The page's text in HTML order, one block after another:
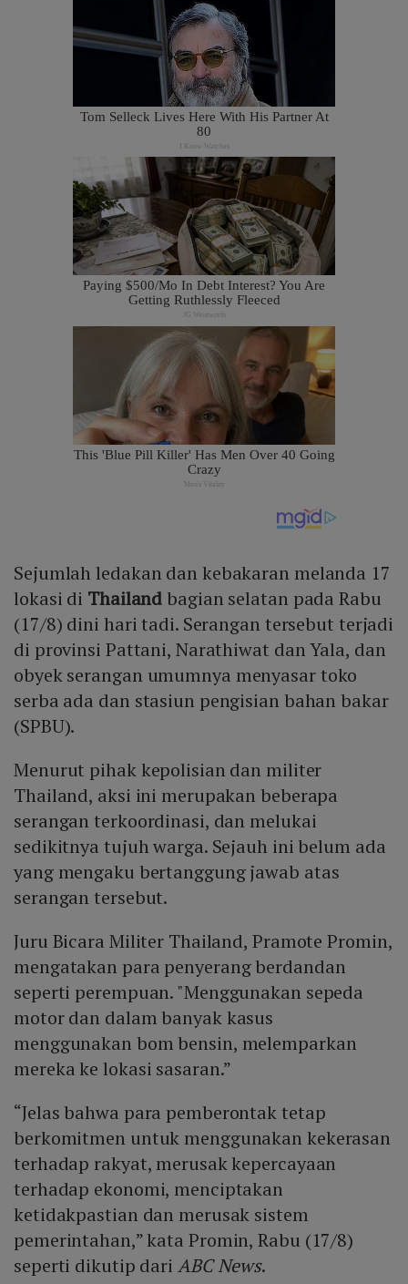
Sejumlah ledakan dan kebakaran melanda 17
lokasi di Thailandbagian selatan pada Rabu
(17/8) dini hari tadi. Serangan tersebut terjadi
di provinsi Pattani, Narathiwat dan Yala, dan
obyek serangan umumnya menyasar toko
serba ada dan stasiun pengisian bahan bakar
(SPBU).
Menurut pihak kepolisian dan militer
Thailand, aksi ini merupakan beberapa
serangan terkoordinasi, dan melukai
sedikitnya tujuh warga. Sejauh ini belum ada
yang mengaku bertanggung jawab atas
serangan tersebut.
Juru Bicara Militer Thailand, Pramote Promin,
mengatakan para penyerang berdandan
seperti perempuan. "Menggunakan sepeda
motor dan dalam banyak kasus
menggunakan bom bensin, melemparkan
mereka ke lokasi sasaran.”
“Jelas bahwa para pemberontak tetap
berkomitmen untuk menggunakan kekerasan
terhadap rakyat, merusak kepercayaan
terhadap ekonomi, menciptakan
ketidakpastian dan merusak sistem
pemerintahan,” kata Promin, Rabu (17/8)
seperti dikutip dari ABC News.